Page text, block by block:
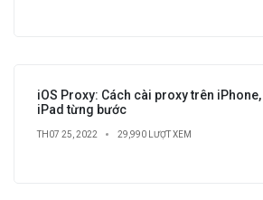
iOS Proxy: Cách cài proxy trên iPhone,
iPad từng bước
TH07 25, 2022 29,990 LƯỢT XEM